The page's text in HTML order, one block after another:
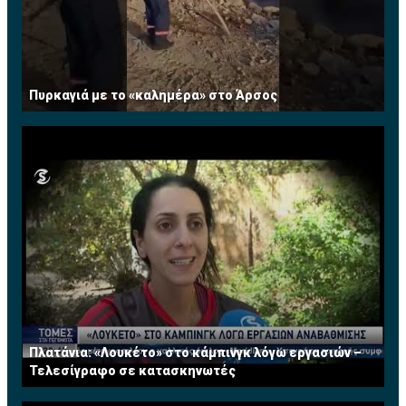
Πυρκαγιά με το «καλημέρα» στο Άρσος
Πλατάνια: «Λουκέτο» στο κάμπινγκ λόγω εργασιών –
Τελεσίγραφο σε κατασκηνωτές